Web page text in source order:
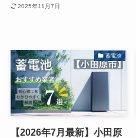
2025年11月7日
蓄電池
【2026年7月最新】小田原